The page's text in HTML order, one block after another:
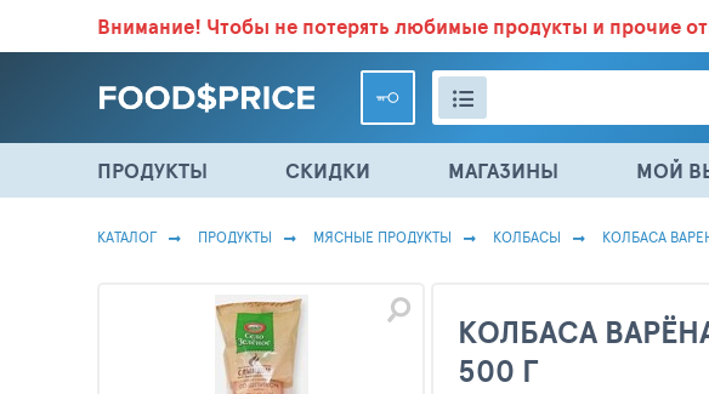
ВСЕ СКИДКИ И ВЫГОДНЫЕ ЦЕНЫ НА ПРОДУКТЫ В МАГАЗИНАХ.БОЛЬШЕ
Внимание! Чтобы не потерять любимые продукты и прочие
ПРОДУКТЫ СКИДКИ МАГАЗИНЫ МОЙ
КАТАЛОГ ПРОДУКТЫ МЯСНЫЕ ПРОДУКТЫ КОЛБАСЫ КОЛБАСА
КОЛБАСА
500 Г